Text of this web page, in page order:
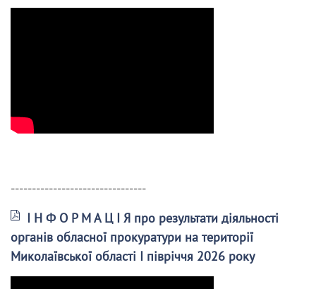
--------------------------------
І Н Ф О Р М А Ц І Я про результати діяльності
органів обласної прокуратури на території
Миколаївської області І півріччя 2026 року